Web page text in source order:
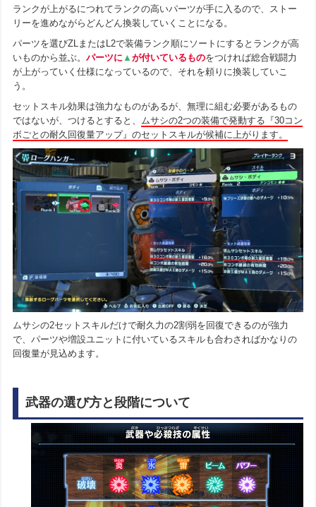
ランクが上がるにつれてランクの高いパーツが手に入るので、ストー
リーを進めながらどんどん換装していくことになる。
パーツを選びZLまたはL2で装備ランク順にソートにするとランクが高
いものから並ぶ。パーツに▲が付いているものをつければ総合戦闘力
が上がっていく仕様になっているので、それを頼りに換装していこ
う。
セットスキル効果は強力なものがあるが、無理に組む必要があるもの
ではないが、つけるとすると、 ムサシの2つの装備で発動する『30コン
ボごとの耐久回復量アップ』のセットスキルが候補に上がります。
ムサシの2セットスキルだけで耐久力の2割弱を回復できるのが強力
で、パーツや増設ユニットに付いているスキルも合わさればかなりの
回復量が見込めます。
武器の選び方と段階について